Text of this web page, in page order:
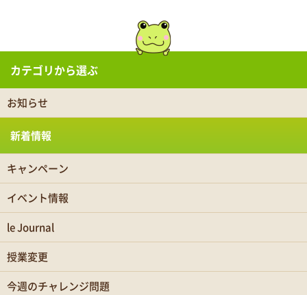
カテゴリから選ぶ
お知らせ
新着情報
キャンペーン
イベント情報
le Journal
授業変更
今週のチャレンジ問題